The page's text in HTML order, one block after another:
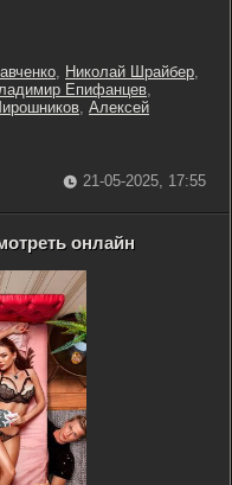
, Николай Шрайбер,
Епифанцев,
, Алексей
21-05-2025, 17:55
онлайн